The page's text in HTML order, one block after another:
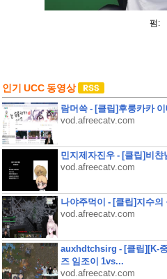
펌:
인기 UCC 동영상
람머쓱 - [클립]후룽카카
vod.afreecatv.com
민지제자진우 - [클립]비챤
vod.afreecatv.com
나야주먹이 - [클립]지수의
vod.afreecatv.com
auxhdtchsirg - [클립][K-
즈 임조이 1vs...
vod.afreecatv.com